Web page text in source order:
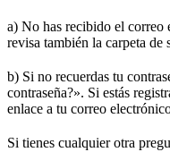
a) No has recibido el correo
revisa también la carpeta de
b) Si no recuerdas tu
contraseña?». Si estás
enlace a tu correo
Si tienes cualquier otra